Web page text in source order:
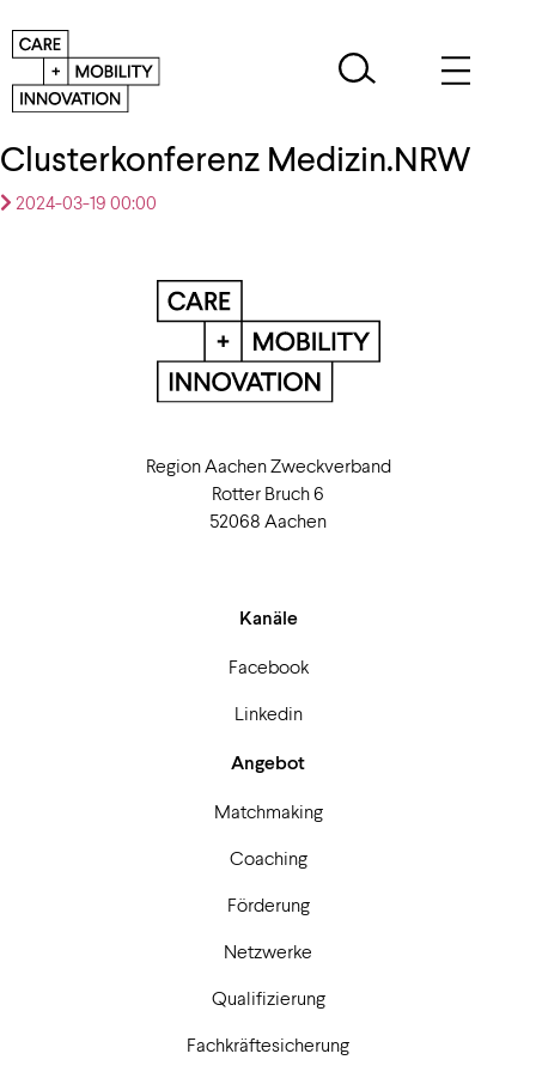
Clusterkonferenz Medizin.NRW
2024-03-19 00:00
Region Aachen Zweckverband
Rotter Bruch 6
52068 Aachen
Kanäle
Facebook
Linkedin
Angebot
Matchmaking
Coaching
Förderung
Netzwerke
Qualifizierung
Fachkräftesicherung